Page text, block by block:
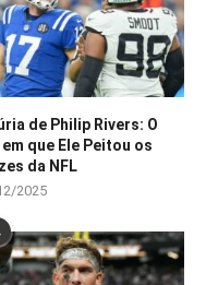
de Philip Rivers: O
em que Ele Peitou os
da NFL
2025